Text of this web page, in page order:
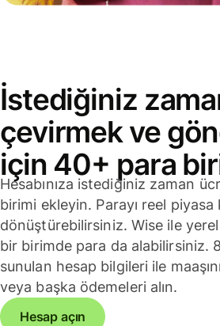
İstediğiniz
çevirmek ve
için 40+ para
Hesabınıza istediğiniz zaman
birimi ekleyin. Parayı reel piyasa
dönüştürebilirsiniz. Wise ile
bir birimde para da alabilirsiniz.
sunulan hesap bilgileri ile
veya başka ödemeleri alın.
Hesap açın